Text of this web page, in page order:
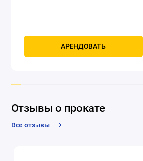
АРЕНДОВАТЬ
Отзывы о прокате
Все отзывы